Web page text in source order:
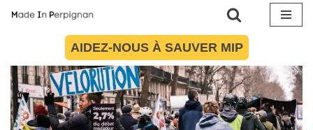
contenu
AIDEZ-NOUS À SAUVER MIP